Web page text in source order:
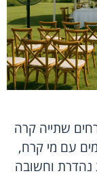
שתייה קרה
עם מי קרח,
נהדרת וחשובה